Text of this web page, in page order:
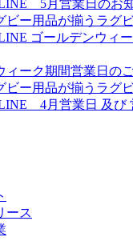
5月営業日のお
ビー用品が揃うラグ
ゴールデンウィ
ィーク期間営業日の
ビー用品が揃うラグ
4月営業日 及び
ース